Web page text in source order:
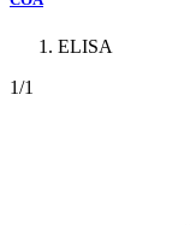
ELISA
1/1